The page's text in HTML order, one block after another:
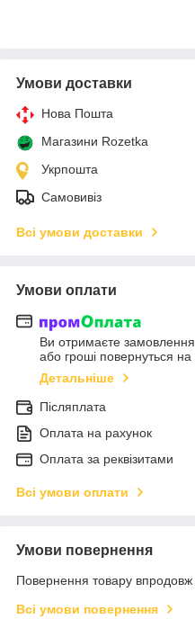
Умови доставки
Нова Пошта
Магазини Rozetka
Укрпошта
Самовивіз
Всі умови доставки
Умови оплати
Ви отримаєте замовлення
або гроші повернуться на
Детальніше
Післяплата
Оплата на рахунок
Оплата за реквізитами
Всі умови оплати
Умови повернення
Повернення товару впродовж
Всі умови повернення